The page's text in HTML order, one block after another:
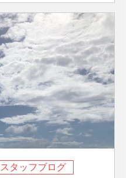
スタッフブログ